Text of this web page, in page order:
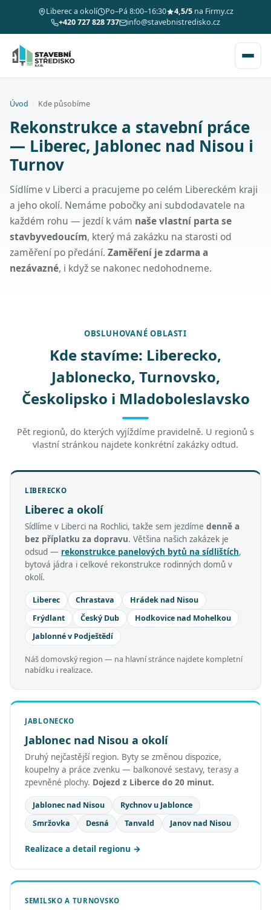
Liberec a okolí Po–Pá 8:00–16:30 4,5/5na Firmy.cz
+420 727 828 737
info@stavebnistredisko.cz
Úvod Kde působíme
Rekonstrukce a stavební práce
— Liberec, Jablonec nad Nisou i
Turnov
Sídlíme v Liberci a pracujeme po celém Libereckém kraji
a jeho okolí. Nemáme pobočky ani subdodavatele na
každém rohu — jezdí k vám naše vlastní parta se
stavbyvedoucím, který má zakázku na starosti od
zaměření po předání. Zaměření je zdarma a
nezávazné, i když se nakonec nedohodneme.
OBSLUHOVANÉ OBLASTI
Kde stavíme: Liberecko,
Jablonecko, Turnovsko,
Českolipsko i Mladoboleslavsko
Pět regionů, do kterých vyjíždíme pravidelně. U regionů s
vlastní stránkou najdete konkrétní zakázky odtud.
LIBERECKO
Liberec a okolí
Sídlíme v Liberci na Rochlici, takže sem jezdíme denně a
bez příplatku za dopravu. Většina našich zakázek je
odsud — rekonstrukce panelových bytů na sídlištích,
bytová jádra i celkové rekonstrukce rodinných domů v
okolí.
Liberec Chrastava
Hrádek nad Nisou
Frýdlant
Český Dub
Hodkovice nad Mohelkou
Jablonné v Podještědí
Náš domovský region — na hlavní stránce najdete kompletní
nabídku i realizace.
JABLONECKO
Jablonec nad Nisou a okolí
Druhý nejčastější region. Byty se změnou dispozice,
koupelny a práce zvenku — balkonové sestavy, terasy a
zpevněné plochy. Dojezd z Liberce do 20 minut.
Jablonec nad Nisou
Rychnov u Jablonce
Smržovka
Desná Tanvald Janov nad Nisou
Realizace a detail regionu
SEMILSKO A TURNOVSKO